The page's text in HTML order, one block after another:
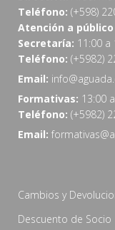
Teléfono: (+598)
Atención a público
Secretaría: 11:00 a
Teléfono: (+5982)
Email:
Formativas: 13:00
Teléfono: (+5982)
Email:
Cambios y
Descuento de Socio